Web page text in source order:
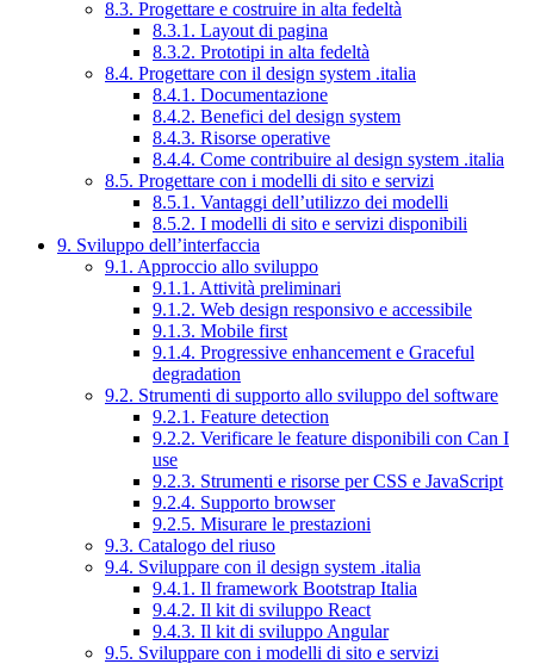
8.3. Progettare e costruire in alta fedeltà
8.3.1. Layout di pagina
8.3.2. Prototipi in alta fedeltà
8.4. Progettare con il design system .italia
8.4.1. Documentazione
8.4.2. Benefici del design system
8.4.3. Risorse operative
8.4.4. Come contribuire al design system .italia
8.5. Progettare con i modelli di sito e servizi
8.5.1. Vantaggi dell’utilizzo dei modelli
8.5.2. I modelli di sito e servizi disponibili
9. Sviluppo dell’interfaccia
9.1. Approccio allo sviluppo
9.1.1. Attività preliminari
9.1.2. Web design responsivo e accessibile
9.1.3. Mobile first
9.1.4. Progressive enhancement e Graceful
degradation
9.2. Strumenti di supporto allo sviluppo del software
9.2.1. Feature detection
9.2.2. Verificare le feature disponibili con Can I
use
9.2.3. Strumenti e risorse per CSS e JavaScript
9.2.4. Supporto browser
9.2.5. Misurare le prestazioni
9.3. Catalogo del riuso
9.4. Sviluppare con il design system .italia
9.4.1. Il framework Bootstrap Italia
9.4.2. Il kit di sviluppo React
9.4.3. Il kit di sviluppo Angular
9.5. Sviluppare con i modelli di sito e servizi